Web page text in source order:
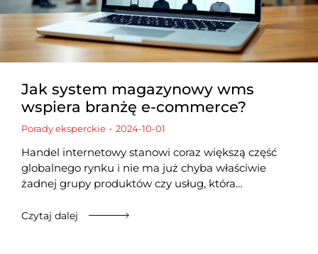
Jak system magazynowy wms
wspiera branżę e-commerce?
Porady eksperckie 2024-10-01
Handel internetowy stanowi coraz większą część
globalnego rynku i nie ma już chyba właściwie
żadnej grupy produktów czy usług, która…
Czytaj dalej